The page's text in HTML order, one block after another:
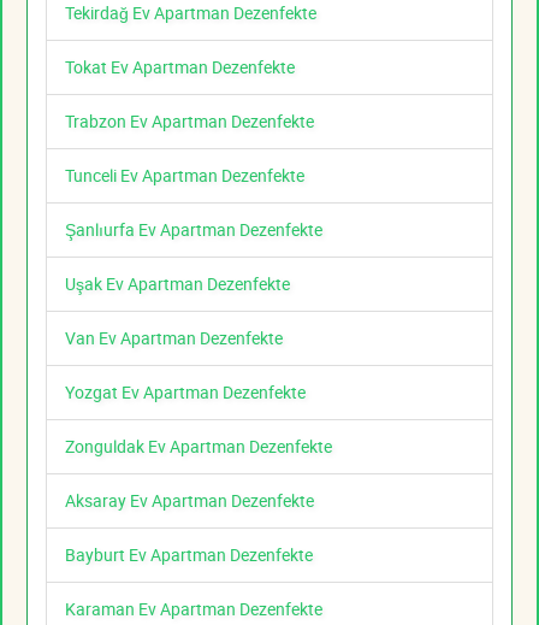
Tekirdağ Ev Apartman Dezenfekte
Tokat Ev Apartman Dezenfekte
Trabzon Ev Apartman Dezenfekte
Tunceli Ev Apartman Dezenfekte
Şanlıurfa Ev Apartman Dezenfekte
Uşak Ev Apartman Dezenfekte
Van Ev Apartman Dezenfekte
Yozgat Ev Apartman Dezenfekte
Zonguldak Ev Apartman Dezenfekte
Aksaray Ev Apartman Dezenfekte
Bayburt Ev Apartman Dezenfekte
Karaman Ev Apartman Dezenfekte